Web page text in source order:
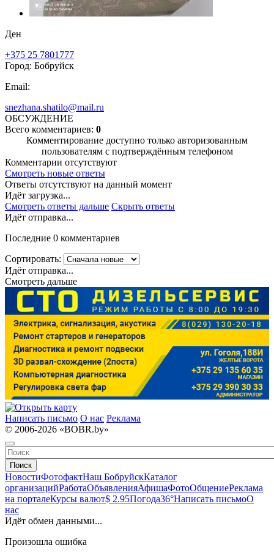
Ден
+375 25 7801777
Город: Бобруйск
Email:
snezhana.shatilo@mail.ru
ОБСУЖДЕНИЕ
Всего комментариев: 0
Комментирование доступно только авторизованным
пользователям с подтверждённым телефоном
Комментарии отсутствуют
Смотреть новые ответы
Ответы отсутствуют на данный момент
Идёт загрузка...
Смотреть ответы дальше Скрыть ответы
Идёт отправка...
Последние 0 комментариев
Сортировать:
Идёт отправка...
Смотреть дальше
Написать письмо О нас Реклама
© 2006-2026 «BOBR.by»
Поиск
НовостиФотофактНаш БобруйскКаталог
организацийРаботаОбъявленияАфишаФотоОбщениеРеклама
на порталеКурсы валют$ 2.95Погода36°Написать письмоО
нас
Идёт обмен данными...
Произошла ошибка